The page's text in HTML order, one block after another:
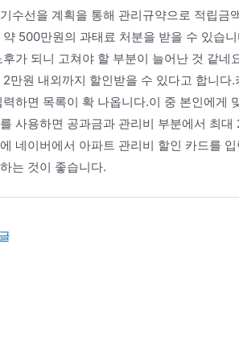
수선을 계획을 통해 관리규약으로 적립
500만원의 과태료 처분을 받을 수 있습
후가 되니 고쳐야 할 부분이 늘어난 것 같
2만원 내외까지 할인받을 수 있다고 합니
력하면 목록이 확 나옵니다.이 중 본인에게
사용하면 공과금과 관리비 부분에서 최
네이버에서 아파트 관리비 할인 카드를
는 것이 좋습니다.